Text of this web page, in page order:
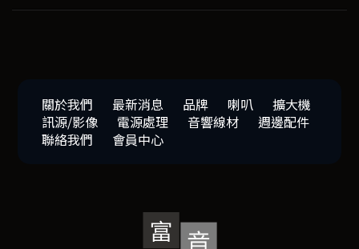
關於我們 最新消息 品牌 喇叭
擴大機
訊源/影像
電源處理 音響線材
週邊配件
聯絡我們
會員中心